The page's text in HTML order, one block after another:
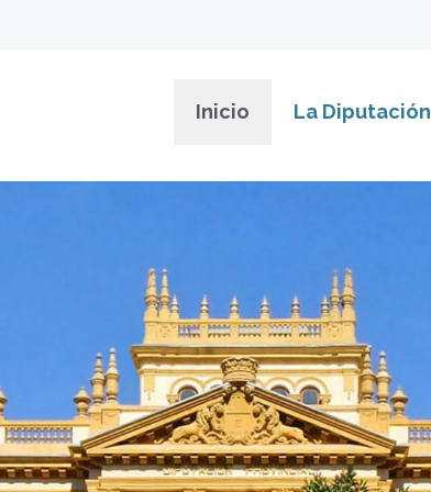
Inicio La Diputación